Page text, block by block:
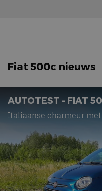
Fiat 500c nieuws
AUTOTEST – FIAT
Italiaanse charmeur